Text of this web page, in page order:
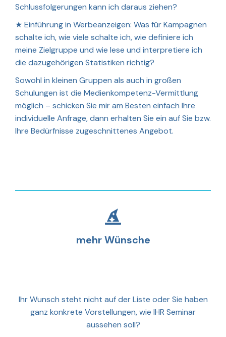
Schlussfolgerungen kann ich daraus ziehen?
★ Einführung in Werbeanzeigen: Was für Kampagnen
schalte ich, wie viele schalte ich, wie definiere ich
meine Zielgruppe und wie lese und interpretiere ich
die dazugehörigen Statistiken richtig?
Sowohl in kleinen Gruppen als auch in großen
Schulungen ist die Medienkompetenz-Vermittlung
möglich – schicken Sie mir am Besten einfach Ihre
individuelle Anfrage, dann erhalten Sie ein auf Sie bzw.
Ihre Bedürfnisse zugeschnittenes Angebot.
mehr Wünsche
Ihr Wunsch steht nicht auf der Liste oder Sie haben
ganz konkrete Vorstellungen, wie IHR Seminar
aussehen soll?